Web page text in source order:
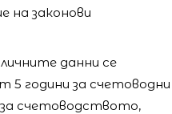
на законови
данни се
5 години за счетоводни
за счетоводството,